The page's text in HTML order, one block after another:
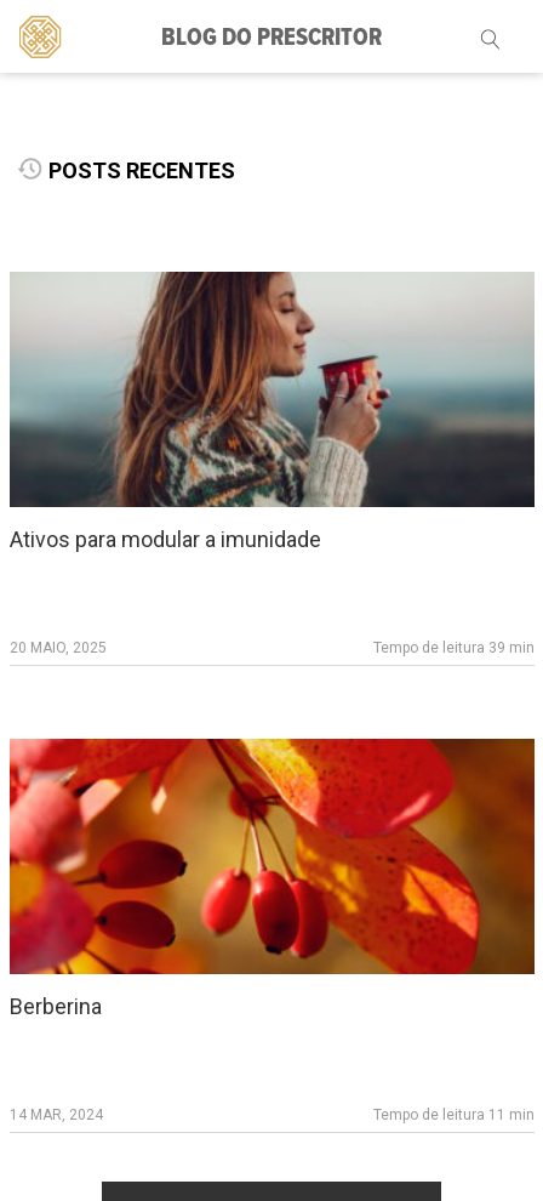
BLOG DO PRESCRITOR
Pesquisar
por:
POSTS RECENTES
Ativos para modular a imunidade
20 MAIO, 2025 Tempo de leitura 39 min
Berberina
14 MAR, 2024 Tempo de leitura 11 min